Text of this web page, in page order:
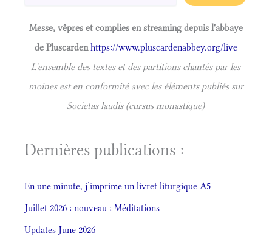
Messe, vêpres et complies en streaming depuis l'abbaye
de Pluscardenhttps://www.pluscardenabbey.org/live
L'ensemble des textes et des partitions chantés par les
moines est en conformité avec les éléments publiés sur
Societas laudis (cursus monastique)
Dernières publications :
En une minute, j’imprime un livret liturgique A5
Juillet 2026 : nouveau : Méditations
Updates June 2026